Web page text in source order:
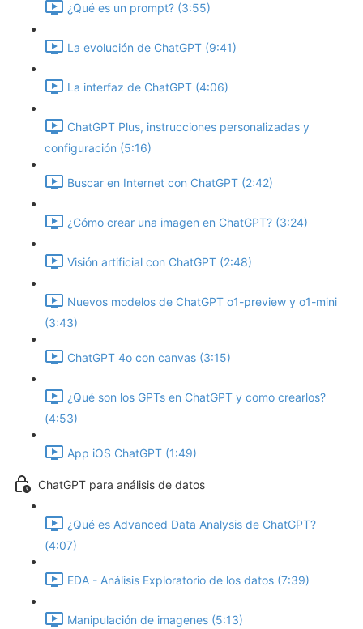
¿Qué es un prompt? (3:55)
La evolución de ChatGPT (9:41)
La interfaz de ChatGPT (4:06)
ChatGPT Plus, instrucciones personalizadas y
configuración (5:16)
Buscar en Internet con ChatGPT (2:42)
¿Cómo crear una imagen en ChatGPT? (3:24)
Visión artificial con ChatGPT (2:48)
Nuevos modelos de ChatGPT o1-preview y o1-mini
(3:43)
ChatGPT 4o con canvas (3:15)
¿Qué son los GPTs en ChatGPT y como crearlos?
(4:53)
App iOS ChatGPT (1:49)
ChatGPT para análisis de datos
¿Qué es Advanced Data Analysis de ChatGPT?
(4:07)
EDA - Análisis Exploratorio de los datos (7:39)
Manipulación de imagenes (5:13)